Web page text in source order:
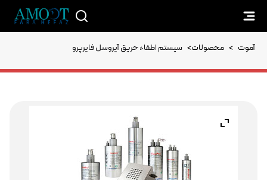
آموت > محصولات> سیستم اطفاء حریق آیروسل فایرپرو